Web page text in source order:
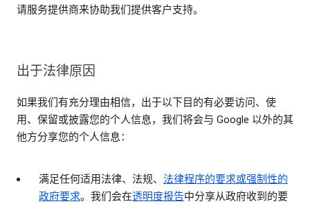
请服务提供商来协助我们提供客户支持。
出于法律原因
如果我们有充分理由相信，出于以下目的有必要访问、使
用、保留或披露您的个人信息，我们将会与 Google 以外的其
他方分享您的个人信息：
满足任何适用法律、法规、 法律程序的要求或强制性的
政府要求。我们会在透明度报告中分享从政府收到的要